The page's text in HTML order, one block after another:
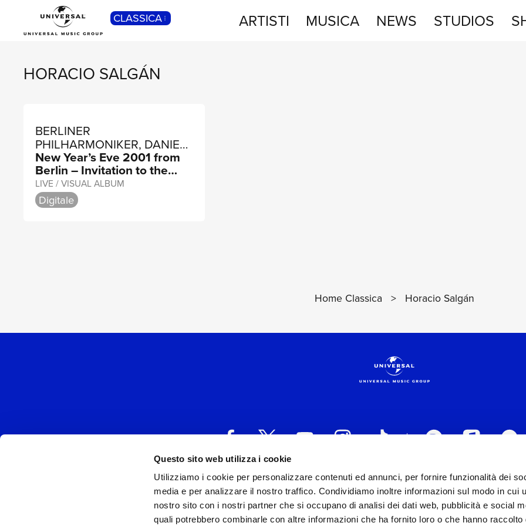
Questo sito web utilizza i cookie
Utilizziamo i cookie per personalizzare contenuti ed annunci, per fornire funzionalità dei
media e per analizzare il nostro traffico. Condividiamo inoltre informazioni sul modo in cui
nostro sito con i nostri partner che si occupano di analisi dei dati web, pubblicità e social
quali potrebbero combinarle con altre informazioni che ha fornito loro o che hanno raccolto
CLASSICA ARTISTI MUSICA NEWS STUDIOS
HORACIO SALGÁN
BERLINER
PHILHARMONIKER, DANIEL
BARENBOIM
New Year’s Eve 2001 from
Berlin – Invitation to the
Dance
LIVE / VISUAL ALBUM
Digitale
Home Classica > Horacio Salgán
UNIVERSAL MUSIC ITALIA s.r.l. (Società con unico socio) | Via Nervesa,
P.IVA IT03802730154 Iscritta al REA di Milano con il numero 966135 in
Capitale sociale Euro 2.000.000 interamente versato.
POP
Cantautori, Dance...